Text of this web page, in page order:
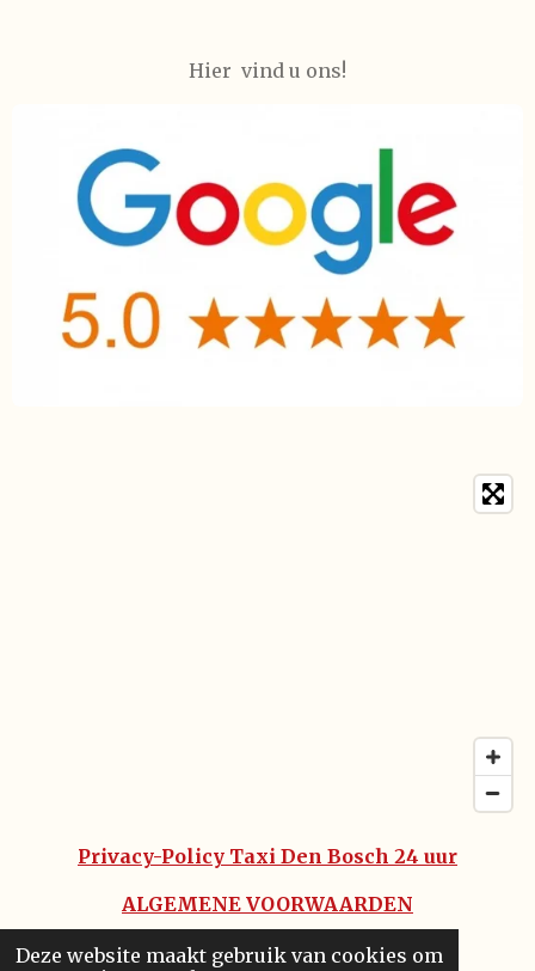
Deze website maakt gebruik van cookies om
Hier vind u ons!
Privacy-Policy Taxi Den Bosch 24 uur
ALGEMENE VOORWAARDEN
DISCLAIMER